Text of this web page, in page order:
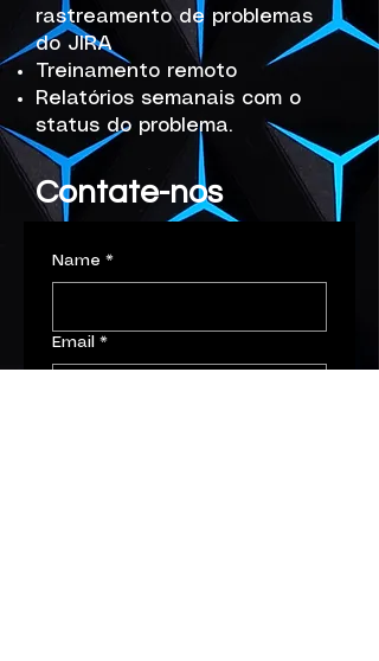
rastreamento de problemas
do JIRA
Treinamento remoto
Relatórios semanais com o
status do problema.
Contate-nos
Name *
Email *